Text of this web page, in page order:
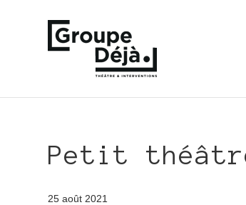
Petit théâtre
25 août 2021